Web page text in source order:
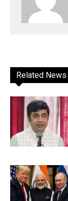
Related News